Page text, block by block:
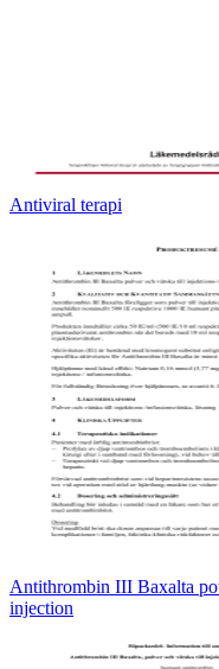
Antiviral terapi
Antithrombin III Baxalta
injection